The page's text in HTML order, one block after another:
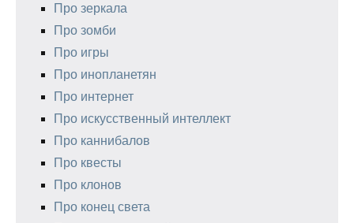
Про зеркала
Про зомби
Про игры
Про инопланетян
Про интернет
Про искусственный интеллект
Про каннибалов
Про квесты
Про клонов
Про конец света